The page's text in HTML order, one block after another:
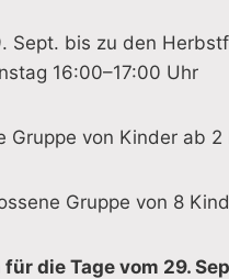
Sept. bis zu den
16:00–17:00 Uhr
Gruppe von Kinder ab 2
Gruppe von 8
für die Tage vom 29.